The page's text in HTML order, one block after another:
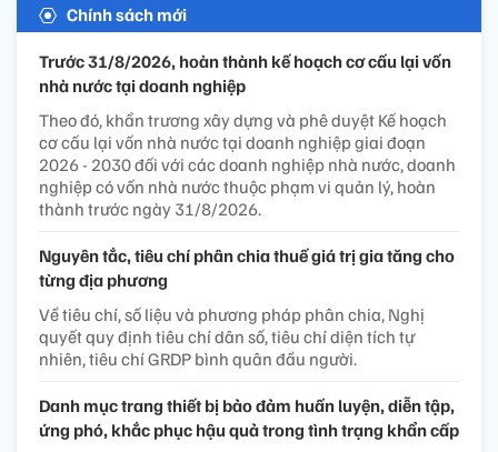
Chính sách mới
Trước 31/8/2026, hoàn thành kế hoạch cơ cấu lại vốn
nhà nước tại doanh nghiệp
Theo đó, khẩn trương xây dựng và phê duyệt Kế hoạch
cơ cấu lại vốn nhà nước tại doanh nghiệp giai đoạn
2026 - 2030 đối với các doanh nghiệp nhà nước, doanh
nghiệp có vốn nhà nước thuộc phạm vi quản lý, hoàn
thành trước ngày 31/8/2026.
Nguyên tắc, tiêu chí phân chia thuế giá trị gia tăng cho
từng địa phương
Về tiêu chí, số liệu và phương pháp phân chia, Nghị
quyết quy định tiêu chí dân số, tiêu chí diện tích tự
nhiên, tiêu chí GRDP bình quân đầu người.
Danh mục trang thiết bị bảo đảm huấn luyện, diễn tập,
ứng phó, khắc phục hậu quả trong tình trạng khẩn cấp